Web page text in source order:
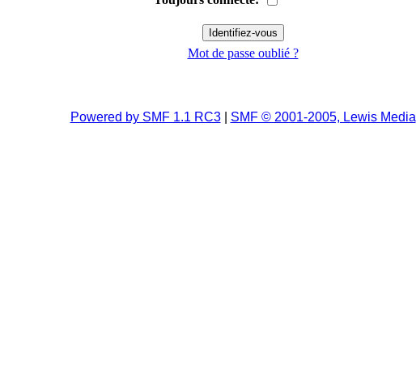
Mot de passe oublié ?
Powered by SMF 1.1 RC3| SMF © 2001-2005, Lewis Media